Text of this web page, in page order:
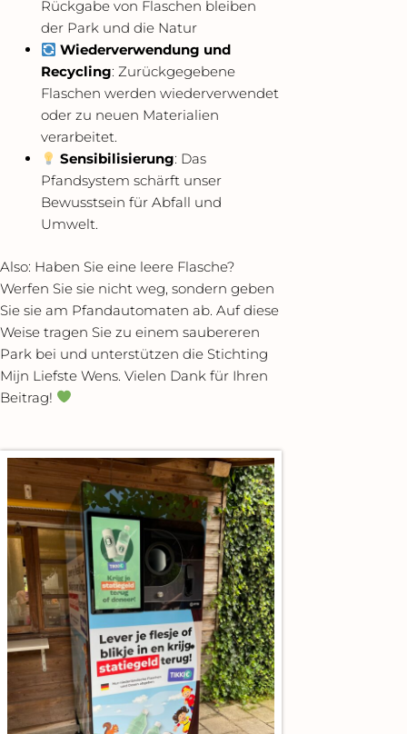
Rückgabe von Flaschen bleiben
der Park und die Natur
Wiederverwendung und
Recycling: Zurückgegebene
Flaschen werden wiederverwendet
oder zu neuen Materialien
verarbeitet.
Sensibilisierung: Das
Pfandsystem schärft unser
Bewusstsein für Abfall und
Umwelt.
Also: Haben Sie eine leere Flasche?
Werfen Sie sie nicht weg, sondern geben
Sie sie am Pfandautomaten ab. Auf diese
Weise tragen Sie zu einem saubereren
Park bei und unterstützen die Stichting
Mijn Liefste Wens. Vielen Dank für Ihren
Beitrag!